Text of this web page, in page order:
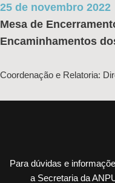
25 de novembro 2022
Mesa de
Encaminhamentos
Coordenação e Relatoria:
Para dúvidas e
a Secretaria da